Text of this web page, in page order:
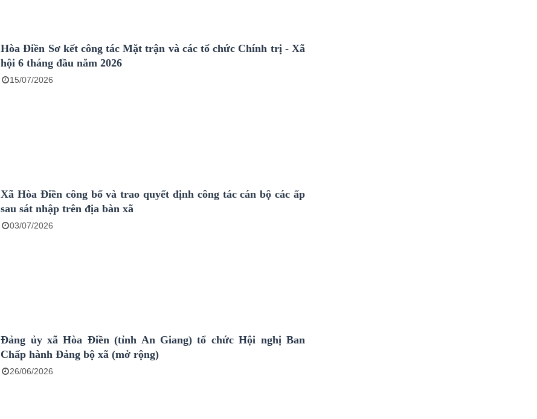
Hòa Điền Sơ kết công tác Mặt trận và các tổ chức Chính trị - Xã
hội 6 tháng đầu năm 2026
15/07/2026
Xã Hòa Điền công bố và trao quyết định công tác cán bộ các ấp
sau sát nhập trên địa bàn xã
03/07/2026
Đảng ủy xã Hòa Điền (tỉnh An Giang) tổ chức Hội nghị Ban
Chấp hành Đảng bộ xã (mở rộng)
26/06/2026